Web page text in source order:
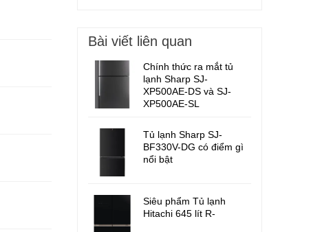
Bài viết liên quan
Chính thức ra mắt tủ
lạnh Sharp SJ-
XP500AE-DS và SJ-
XP500AE-SL
Tủ lạnh Sharp SJ-
BF330V-DG có điểm gì
nổi bật
Siêu phẩm Tủ lạnh
Hitachi 645 lít R-